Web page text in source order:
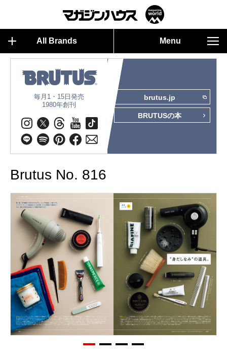
All Brands Menu
毎月1・15日発売
1980年創刊
brutus.jp
BRUTUSの本
Brutus No. 816